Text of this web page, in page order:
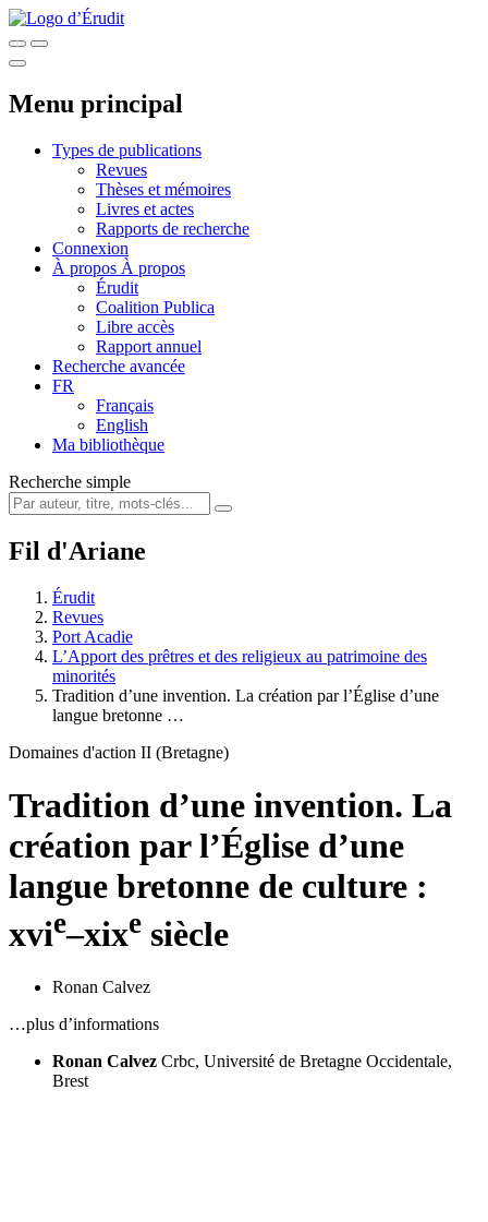
Menu principal
Types de publications
Revues
Thèses et mémoires
Livres et actes
Rapports de recherche
Connexion
À propos À propos
Érudit
Coalition Publica
Libre accès
Rapport annuel
Recherche avancée
FR
Français
English
Ma bibliothèque
Recherche simple
Fil d'Ariane
Érudit
Revues
Port Acadie
L’Apport des prêtres et des religieux au patrimoine des
minorités
Tradition d’une invention. La création par l’Église d’une
langue bretonne …
Domaines d'action II (Bretagne)
Tradition d’une invention. La
création par l’Église d’une
langue bretonne de culture :
xvie–xixe siècle
Ronan Calvez
…plus d’informations
Ronan Calvez Crbc, Université de Bretagne Occidentale,
Brest